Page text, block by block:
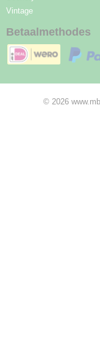
Vintage
Betaalmethodes
© 2026